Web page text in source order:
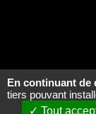
E-boutique
En continuant de
tiers pouvant
Tout